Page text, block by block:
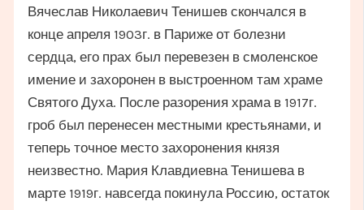
Вячеслав Николаевич Тенишев скончался в
конце апреля 1903г. в Париже от болезни
сердца, его прах был перевезен в смоленское
имение и захоронен в выстроенном там храме
Святого Духа. После разорения храма в 1917г.
гроб был перенесен местными крестьянами, и
теперь точное место захоронения князя
неизвестно. Мария Клавдиевна Тенишева в
марте 1919г. навсегда покинула Россию, остаток